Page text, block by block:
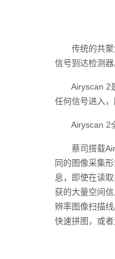
传统的共聚焦
信号到达检测
Airyscan 2是
任何信号进入
Airyscan 2全
蔡司搭载
同的图像采集
息，即使在读
获的大量空间
辨率图像扫描
快速拼图，或